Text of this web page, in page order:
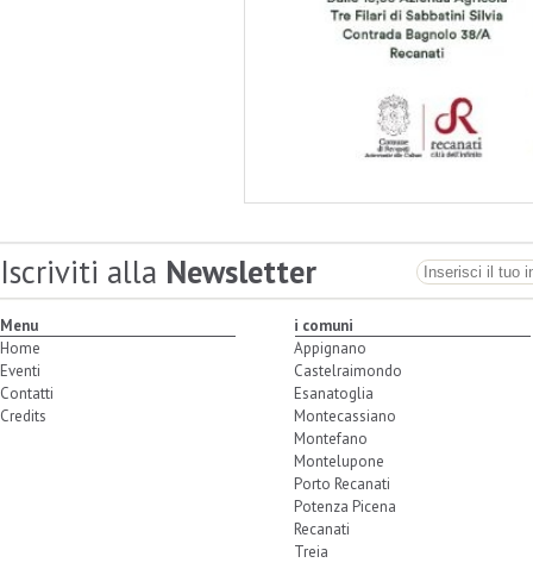
Iscriviti alla Newsletter
Menu
Home
Eventi
Contatti
Credits
i comuni
Appignano
Castelraimondo
Esanatoglia
Montecassiano
Montefano
Montelupone
Porto Recanati
Potenza Picena
Recanati
Treia